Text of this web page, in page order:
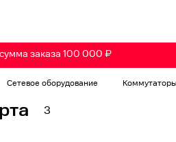
заказа 100 000 ₽
Сетевое оборудование
3